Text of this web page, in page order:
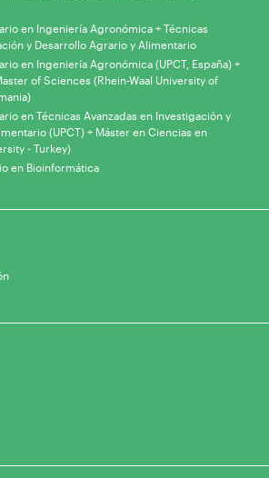
en Ingeniería Agronómica + Técnicas
y Desarrollo Agrario y Alimentario
en Ingeniería Agronómica (UPCT, España) +
of Sciences (Rhein-Waal University of
en Técnicas Avanzadas en Investigación y
(UPCT) + Máster en Ciencias en
- Turkey)
en Bioinformática